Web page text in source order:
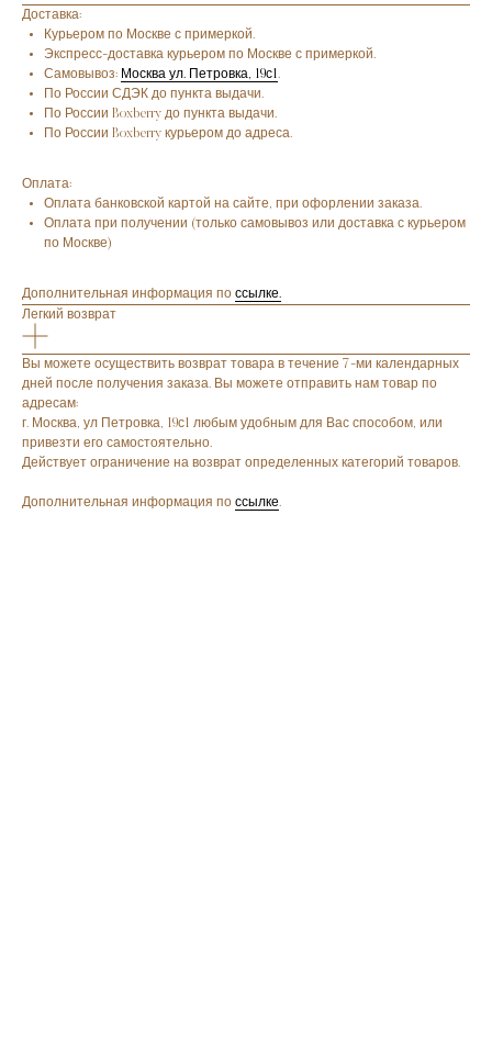
Доставка:
Курьером по Москве с примеркой.
Экспресс-доставка курьером по Москве с примеркой.
Самовывоз: Москва ул. Петровка, 19с1.
По России СДЭК до пункта выдачи.
По России Boxberry до пункта выдачи.
По России Boxberry курьером до адреса.
Оплата:
Оплата банковской картой на сайте, при офорлении заказа.
Оплата при получении (только самовывоз или доставка с курьером
по Москве)
Дополнительная информация по ссылке.
Легкий возврат
Вы можете осуществить возврат товара в течение 7-ми календарных
дней после получения заказа. Вы можете отправить нам товар по
адресам:
г. Москва, ул Петровка, 19с1 любым удобным для Вас способом, или
привезти его самостоятельно.
Действует ограничение на возврат определенных категорий товаров.
Дополнительная информация по ссылке.